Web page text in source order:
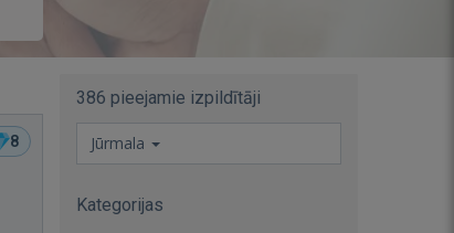
8
386 pieejamie izpildītāji
Jūrmala
Kategorijas